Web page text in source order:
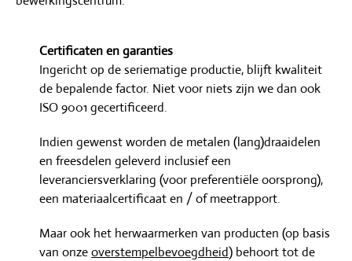
Certificaten en garanties
Ingericht op de seriematige productie, blijft kwaliteit
de bepalende factor. Niet voor niets zijn we dan ook
ISO 9001 gecertificeerd.
Indien gewenst worden de metalen (lang)draaidelen
en freesdelen geleverd inclusief een
leveranciersverklaring (voor preferentiële oorsprong),
een materiaalcertificaat en / of meetrapport.
Maar ook het herwaarmerken van producten (op basis
van onzeoverstempelbevoegdheid) behoort tot de